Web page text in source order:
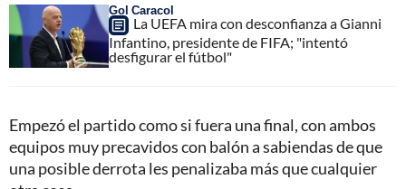
Gol Caracol
La UEFA mira con desconfianza a Gianni
Infantino, presidente de FIFA; "intentó
desfigurar el fútbol"
Empezó el partido como si fuera una final, con ambos
equipos muy precavidos con balón a sabiendas de que
una posible derrota les penalizaba más que cualquier